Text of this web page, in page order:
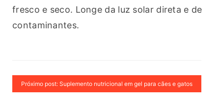
fresco e seco. Longe da luz solar direta e de
contaminantes.
Próximo post: Suplemento nutricional em gel para cães e gatos